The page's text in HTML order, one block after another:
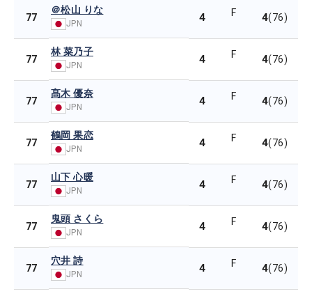
77
＠松山 りな
JPN 4 F 4(76)
77
林 菜乃子
JPN 4 F 4(76)
77
髙木 優奈
JPN 4 F 4(76)
77
鶴岡 果恋
JPN 4 F 4(76)
77
山下 心暖
JPN 4 F 4(76)
77
鬼頭 さくら
JPN 4 F 4(76)
77
穴井 詩
JPN 4 F 4(76)